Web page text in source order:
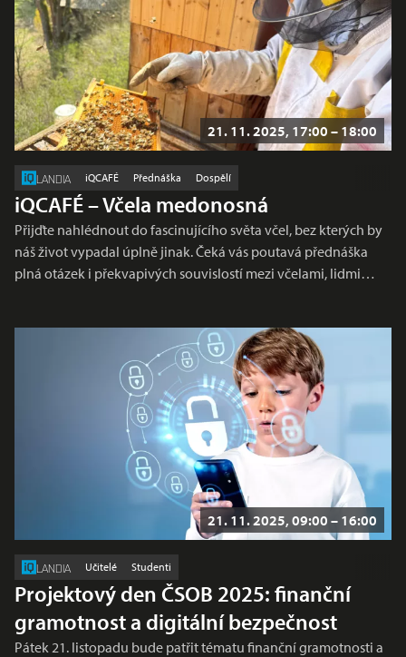
21. 11. 2025, 17:00 – 18:00
LANDIA iQCAFÉ Přednáška Dospělí
iQCAFÉ – Včela medonosná
Přijďte nahlédnout do fascinujícího světa včel, bez kterých by
náš život vypadal úplně jinak. Čeká vás poutavá přednáška
plná otázek i překvapivých souvislostí mezi včelami, lidmi…
21. 11. 2025, 09:00 – 16:00
LANDIA Učitelé Studenti
Projektový den ČSOB 2025: finanční
gramotnost a digitální bezpečnost
Pátek 21. listopadu bude patřit tématu finanční gramotnosti a